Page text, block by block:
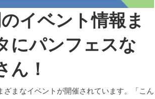
イベント情報ま
にパンフェスな
ん！
まなイベントが開催されています。「こん